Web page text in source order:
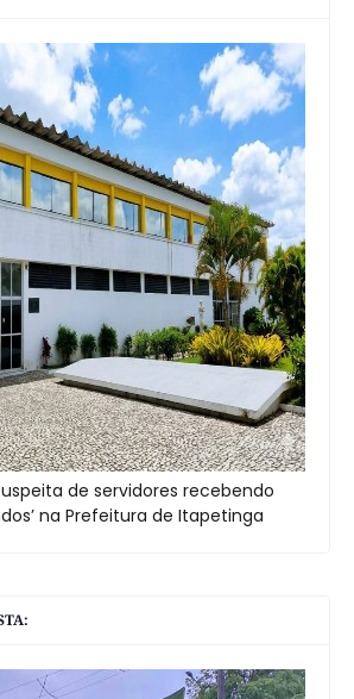
de servidores recebendo
na Prefeitura de Itapetinga